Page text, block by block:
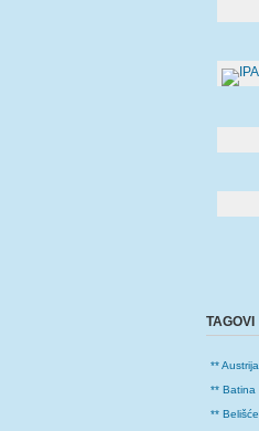
TAGOVI
** Austrija
** Batina
** Belišće